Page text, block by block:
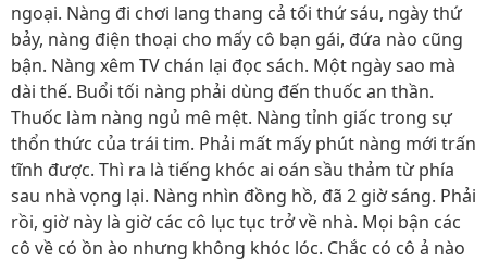
ngoại. Nàng đi chơi lang thang cả tối thứ sáu, ngày thứ
bảy, nàng điện thoại cho mấy cô bạn gái, đứa nào cũng
bận. Nàng xêm TV chán lại đọc sách. Một ngày sao mà
dài thế. Buổi tối nàng phải dùng đến thuốc an thần.
Thuốc làm nàng ngủ mê mệt. Nàng tỉnh giấc trong sự
thổn thức của trái tim. Phải mất mấy phút nàng mới trấn
tĩnh được. Thì ra là tiếng khóc ai oán sầu thảm từ phía
sau nhà vọng lại. Nàng nhìn đồng hồ, đã 2 giờ sáng. Phải
rồi, giờ này là giờ các cô lục tục trở về nhà. Mọi bận các
cô về có ồn ào nhưng không khóc lóc. Chắc có cô ả nào